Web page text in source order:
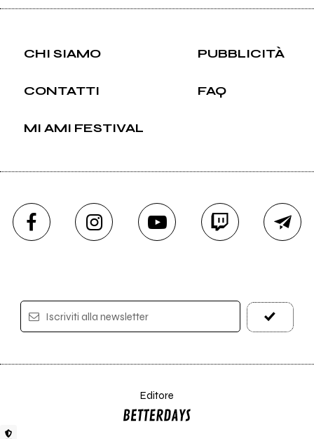
CHI SIAMO PUBBLICITÀ
CONTATTI FAQ
MI AMI FESTIVAL
Iscriviti alla newsletter
Editore